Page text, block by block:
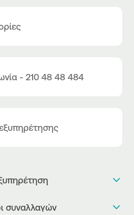
- 210 48 48 484
συναλλαγών